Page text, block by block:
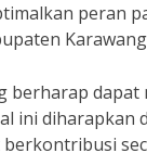
peran
berharap dapat
ini diharapkan